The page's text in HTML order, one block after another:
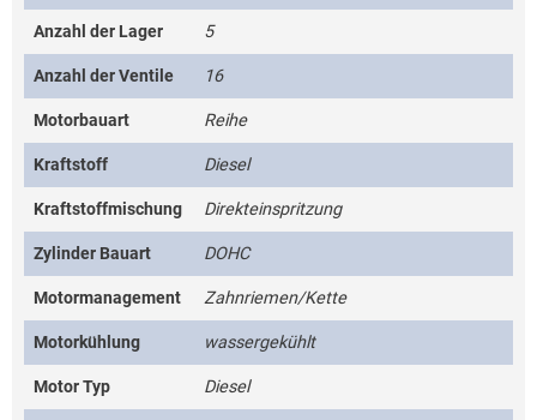
Anzahl der Lager 5
Anzahl der Ventile 16
Motorbauart Reihe
Kraftstoff Diesel
Kraftstoffmischung Direkteinspritzung
Zylinder Bauart DOHC
Motormanagement Zahnriemen/Kette
Motorkühlung wassergekühlt
Motor Typ Diesel